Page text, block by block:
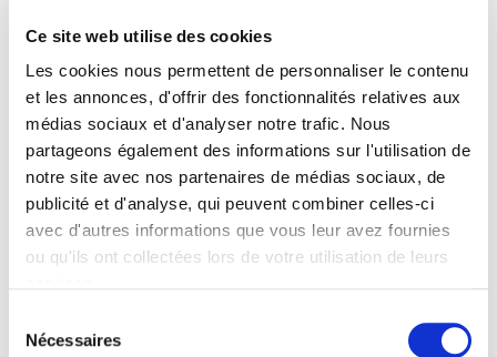
Ce site web utilise des cookies
Les cookies nous permettent de personnaliser le contenu
et les annonces, d'offrir des fonctionnalités relatives aux
médias sociaux et d'analyser notre trafic. Nous
partageons également des informations sur l'utilisation de
notre site avec nos partenaires de médias sociaux, de
publicité et d'analyse, qui peuvent combiner celles-ci
avec d'autres informations que vous leur avez fournies
ou qu'ils ont collectées lors de votre utilisation de leurs
Nécessaires
Académique
Language
Tags
Publisher Category
>Political Science>French Politics
BISAC Subject Heading